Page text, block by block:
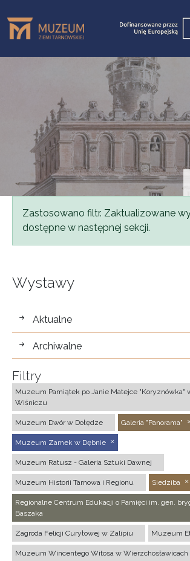
Komunikat
Zastosowano filtr. Zaktualizowane
dostępne w następnej sekcji.
Wystawy
wystawy
Aktualne
Archiwalne
Filtry
Muzeum Pamiątek po Janie Matejce "Koryznówka"
Wiśniczu
Muzeum Dwór w Dołędze Galeria "Panorama"
Muzeum Zamek w Dębnie
Muzeum Ratusz - Galeria Sztuki Dawnej
Muzeum Historii Tarnowa i Regionu Siedziba
Regionalne Centrum Edukacji o Pamięci im. gen.
Baszaka
Zagroda Felicji Curyłowej w Zalipiu Muzeum
Muzeum Wincentego Witosa w Wierzchosławicach